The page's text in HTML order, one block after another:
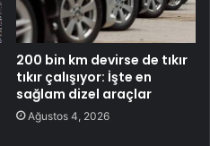
200 bin km devirse de tıkır
tıkır çalışıyor: İşte en
sağlam dizel araçlar
Ağustos 4, 2026